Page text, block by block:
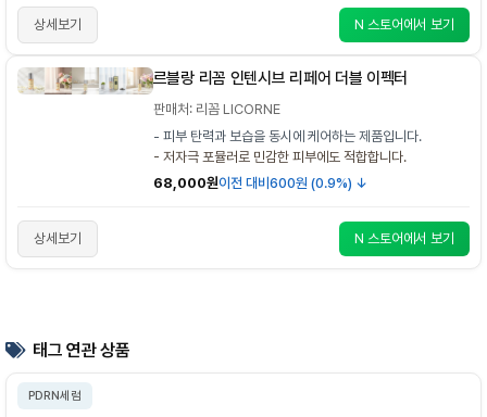
상세보기 N 스토어에서 보기
르블랑 리꼼 인텐시브 리페어 더블 이펙터
판매처: 리꼼 LICORNE
- 피부 탄력과 보습을 동시에 케어하는 제품입니다.
- 저자극 포뮬러로 민감한 피부에도 적합합니다.
68,000원이전 대비 600원 (0.9%) ↓
상세보기 N 스토어에서 보기
태그 연관 상품
PDRN세럼